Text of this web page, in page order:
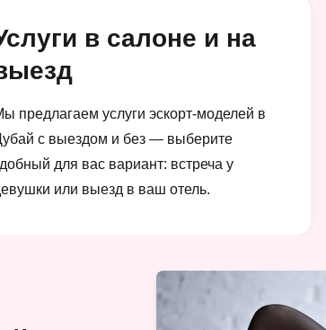
в салоне и на
предлагаем услуги эскорт-моделей в
с выездом и без — выберите
для вас вариант: встреча у
или выезд в ваш отель.